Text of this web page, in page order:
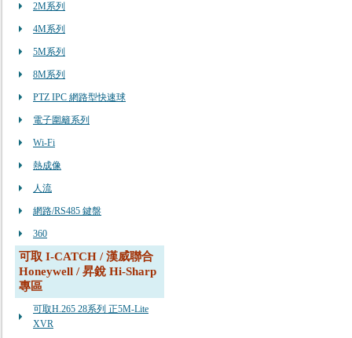
2M系列
4M系列
5M系列
8M系列
PTZ IPC 網路型快速球
電子圍籬系列
Wi-Fi
熱成像
人流
網路/RS485 鍵盤
360
可取 I-CATCH / 漢威聯合
Honeywell / 昇銳 Hi-Sharp
專區
可取H.265 28系列 正5M-Lite
XVR